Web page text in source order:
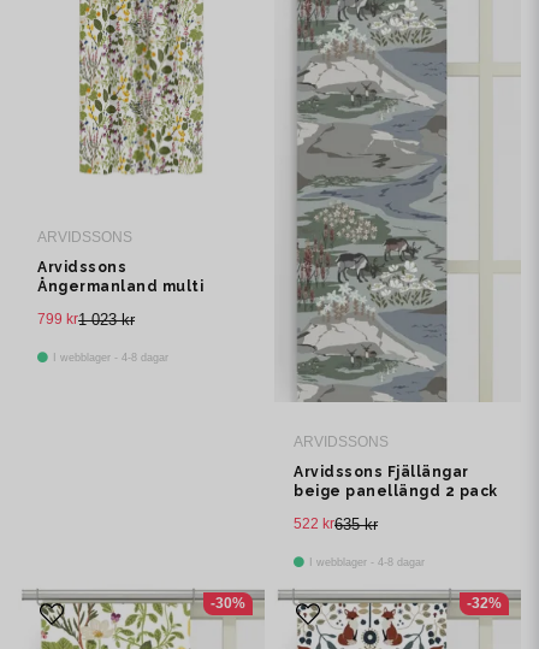
ARVIDSSONS
Arvidssons
Ångermanland multi
1 023 kr
799 kr
I webblager - 4-8 dagar
ARVIDSSONS
Arvidssons Fjällängar
beige panellängd 2 pack
635 kr
522 kr
I webblager - 4-8 dagar
-30% -32%